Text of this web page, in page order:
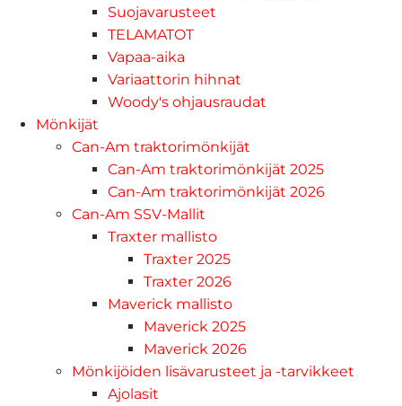
Suojavarusteet
TELAMATOT
Vapaa-aika
Variaattorin hihnat
Woody's ohjausraudat
Mönkijät
Can-Am traktorimönkijät
Can-Am traktorimönkijät 2025
Can-Am traktorimönkijät 2026
Can-Am SSV-Mallit
Traxter mallisto
Traxter 2025
Traxter 2026
Maverick mallisto
Maverick 2025
Maverick 2026
Mönkijöiden lisävarusteet ja -tarvikkeet
Ajolasit